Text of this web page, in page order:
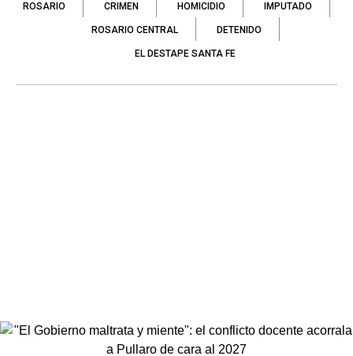
ROSARIO CRIMEN HOMICIDIO IMPUTADO
ROSARIO CENTRAL DETENIDO
EL DESTAPE SANTA FE